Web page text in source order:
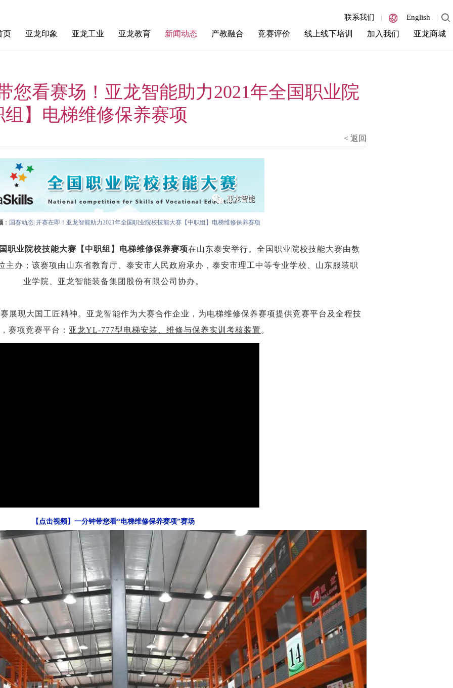
页 亚龙印象
发展历程
企业理念
亚龙工业
智能装备产品与集成
亚龙教育
解决方案
经典案例
新闻动态
媒体视角
产教融合
YXY
竞赛评价
竞赛项目
线上线下培训
教师培训
加入我们 亚龙商城
联系我们 | English |
您看赛场！亚龙智能助力2021年全国职业院
】电梯维修保养赛项
< 返回
： 国赛动态| 开赛在即！亚龙智能助力2021年全国职业院校技能大赛【中职组】电梯维修保养赛项
职业院校技能大赛【中职组】电梯维修保养赛项在山东泰安举行。全国职业院校技能大赛由教
主办；该赛项由山东省教育厅、泰安市人民政府承办，泰安市理工中等专业学校、山东服装职
业学院、亚龙智能装备集团股份有限公司协办。
现大国工匠精神。亚龙智能作为大赛合作企业，为电梯维修保养赛项提供竞赛平台及全程技
赛项竞赛平台： 亚龙YL-777型电梯安装、维修与保养实训考核装置 。
【点击视频】一分钟带您看“电梯维修保养赛项”赛场